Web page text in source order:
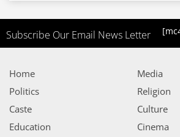
Subscribe Our Email News Letter
Home
Politics
Caste
Education
Media
Religion
Culture
Cinema